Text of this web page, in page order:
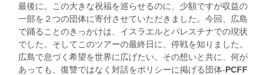
最後に。この大きな祝福を巡らせるのに、少額ですが収益の
一部を２つの団体に寄付させていただきました。今回、広島
で踊ることのきっかけは、イスラエルとパレスチナでの現状
でした。そしてこのツアーの最終日に、停戦を知りました。
広島で息づく希望を世界に広げたい。その想いと共に、何が
あっても、復讐ではなく対話をポリシーに掲げる団体-PCFF